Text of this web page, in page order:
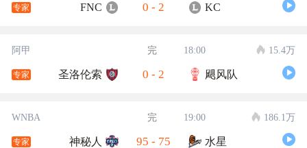
专家 FNC 0 - 2 KC
阿甲 完 18:00 15.4万
专家 圣洛伦索 0 - 2 飓风队
WNBA 完 19:00 186.1万
专家 神秘人 95 - 75 水星